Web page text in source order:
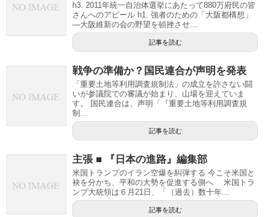
h3. 2011年統一自治体選挙にあたって880万府民の皆
さんへのアピール h1. 強者のための「大阪都構想」
―大阪維新の会の野望を頓挫させ...
記事を読む
戦争の準備か？国民連合が声明を発表
「重要土地等利用調査規制法」の成立を許さない闘
いが参議院での審議が始まり、山場を迎えていま
す。 国民連合は、声明「『重要土地等利用調査規
制...
記事を読む
主張 ■ 『日本の進路』編集部
米国トランプのイラン空爆を糾弾する 今こそ米国と
袂を分かち、平和の大勢を促進する側へ 米国トラ
ンプ大統領は６月21日、「（過去）数十年...
記事を読む